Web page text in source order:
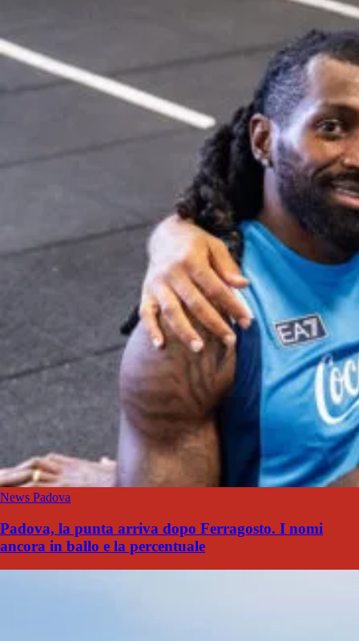
News Padova
Padova, la punta arriva dopo Ferragosto. I nomi
ancora in ballo e la percentuale